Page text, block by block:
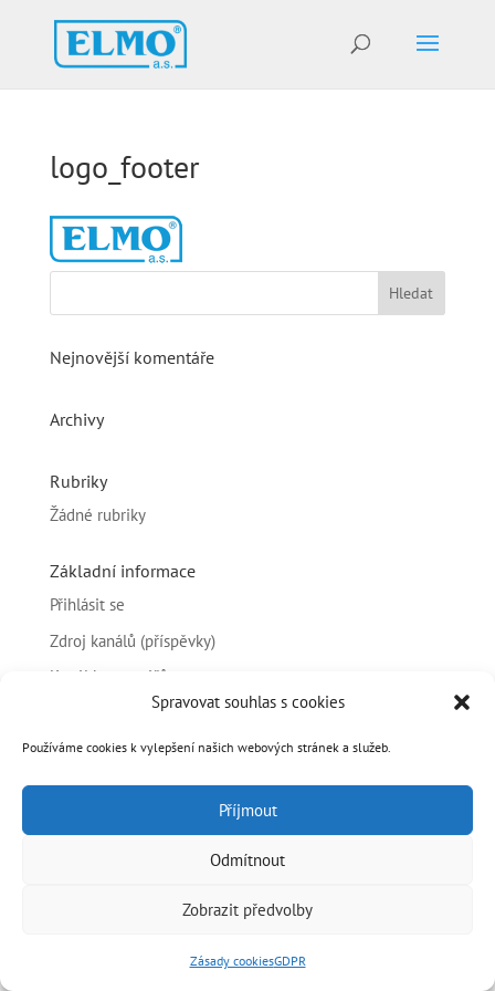
Spravovat souhlas s cookies
Používáme cookies k vylepšení našich webových stránek a služeb.
Příjmout
Odmítnout
Zobrazit předvolby
Zásady cookiesGDPR
logo_footer
Nejnovější komentáře
Archivy
Rubriky
Žádné rubriky
Základní informace
Přihlásit se
Zdroj kanálů (příspěvky)
Kanál komentářů
Česká lokalizace
Copyright © 2026 ELMO a.s.